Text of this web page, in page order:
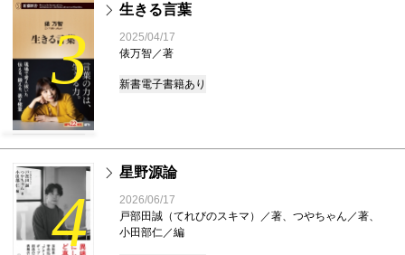
3
生きる言葉
2025/04/17
俵万智／著
新書電子書籍あり
4
星野源論
2026/06/17
戸部田誠（てれびのスキマ）／著、つやちゃん／著、
小田部仁／編